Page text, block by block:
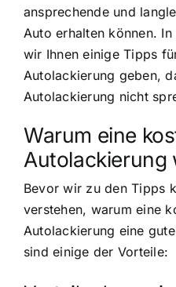
ansprechende und
Auto erhalten können.
wir Ihnen einige Tipps
Autolackierung geben,
Autolackierung nicht
Warum eine
Autolackierung
Bevor wir zu den Tipps
verstehen, warum eine
Autolackierung eine
sind einige der Vorteile: